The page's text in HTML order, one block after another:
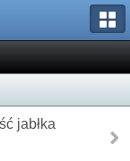
jabłka